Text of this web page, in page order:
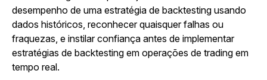
desempenho de uma estratégia de backtesting usando
dados históricos, reconhecer quaisquer falhas ou
fraquezas, e instilar confiança antes de implementar
estratégias de backtesting em operações de trading em
tempo real.